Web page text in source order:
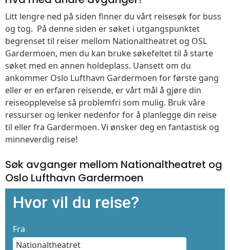
Litt lengre ned på siden finner du vårt reisesøk for buss
og tog. På denne siden er søket i utgangspunktet
begrenset til reiser mellom Nationaltheatret og OSL
Gardermoen, men du kan bruke søkefeltet til å starte
søket med en annen holdeplass. Uansett om du
ankommer Oslo Lufthavn Gardermoen for første gang
eller er en erfaren reisende, er vårt mål å gjøre din
reiseopplevelse så problemfri som mulig. Bruk våre
ressurser og lenker nedenfor for å planlegge din reise
til eller fra Gardermoen. Vi ønsker deg en fantastisk og
minneverdig reise!
Søk avganger mellom Nationaltheatret og
Oslo Lufthavn Gardermoen
Hvor vil du reise?
Fra